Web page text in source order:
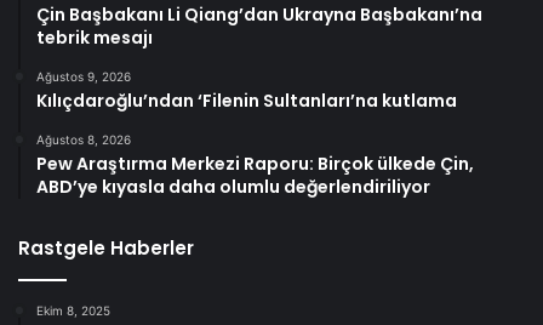
Çin Başbakanı Li Qiang’dan Ukrayna Başbakanı’na
tebrik mesajı
Ağustos 9, 2026
Kılıçdaroğlu’ndan ‘Filenin Sultanları’na kutlama
Ağustos 8, 2026
Pew Araştırma Merkezi Raporu: Birçok ülkede Çin,
ABD’ye kıyasla daha olumlu değerlendiriliyor
Rastgele Haberler
Ekim 8, 2025